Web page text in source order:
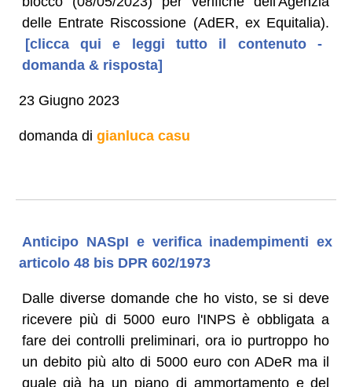
delle Entrate Riscossione (AdER, ex Equitalia).
[clicca qui e leggi tutto il contenuto -
domanda & risposta]
23 Giugno 2023
domanda di gianluca casu
Anticipo NASpI e verifica inadempimenti ex
articolo 48 bis DPR 602/1973
Dalle diverse domande che ho visto, se si deve
ricevere più di 5000 euro l'INPS è obbligata a
fare dei controlli preliminari, ora io purtroppo ho
un debito più alto di 5000 euro con ADeR ma il
quale già ha un piano di ammortamento e del